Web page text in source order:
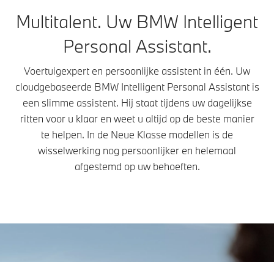
Multitalent. Uw BMW Intelligent
Personal Assistant.
Voertuigexpert en persoonlijke assistent in één. Uw
cloudgebaseerde BMW Intelligent Personal Assistant is
een slimme assistent. Hij staat tijdens uw dagelijkse
ritten voor u klaar en weet u altijd op de beste manier
te helpen. In de Neue Klasse modellen is de
wisselwerking nog persoonlijker en helemaal
afgestemd op uw behoeften.